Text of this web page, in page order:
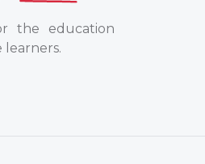
the education
learners.